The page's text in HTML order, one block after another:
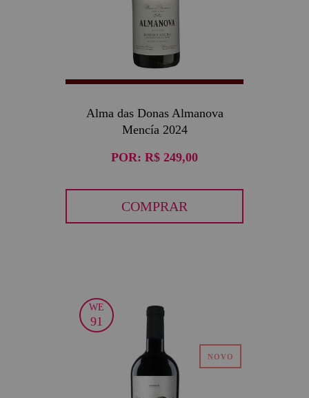
Alma das Donas Almanova
Mencía 2024
POR: R$ 249,00
COMPRAR
WE
91